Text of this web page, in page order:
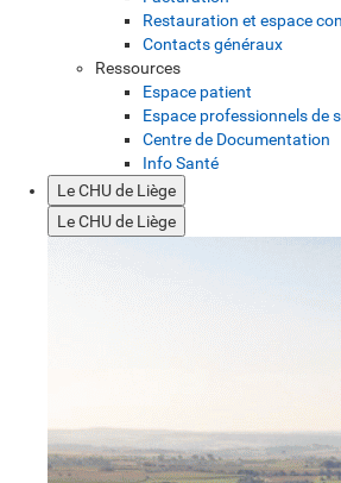
Restauration et espace
Contacts généraux
Ressources
Espace patient
Espace professionnels de
Centre de Documentation
Info Santé
Le CHU de Liège
Le CHU de Liège